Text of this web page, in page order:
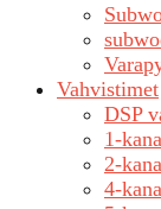
Vahvistimet
DSP
1-
2-
4-